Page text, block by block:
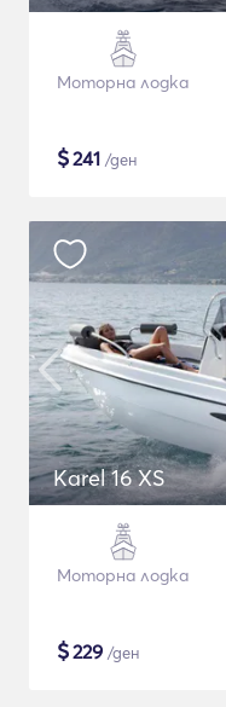
Моторна лодка
$241 /ден
Karel 16 XS
Моторна лодка
$229 /ден